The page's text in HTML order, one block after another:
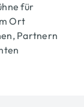
für
Ort
Partnern